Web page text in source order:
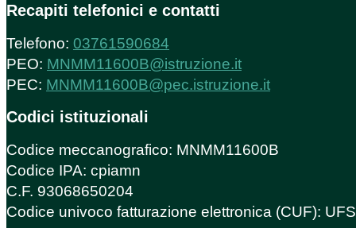
Recapiti telefonici e contatti
Telefono: 03761590684
PEO: MNMM11600B@istruzione.it
PEC: MNMM11600B@pec.istruzione.it
Codici istituzionali
Codice meccanografico: MNMM11600B
Codice IPA: cpiamn
C.F. 93068650204
Codice univoco fatturazione elettronica (CUF):